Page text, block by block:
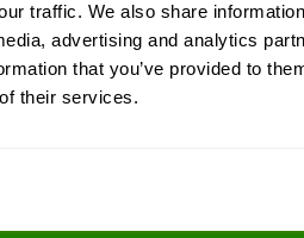
traffic. We also share
advertising and analytics
that you’ve provided to
their services.
do piaskowania z węglika boru, a nie
wykonane z węglika wolframu, jak
innych producentów. W rezultacie,
ściernej rur wewnętrznych są